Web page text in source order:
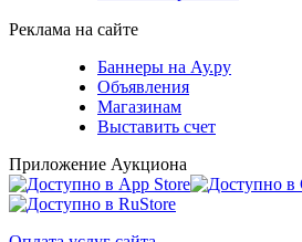
Реклама на сайте
Баннеры на Ау.ру
Объявления
Магазинам
Выставить счет
Приложение Аукциона